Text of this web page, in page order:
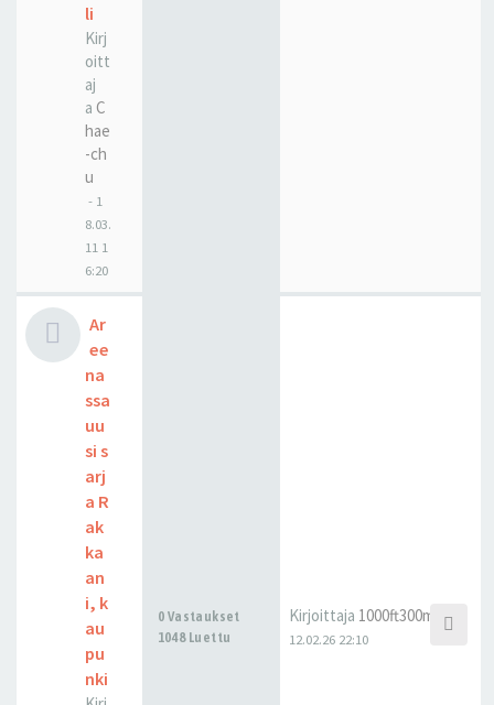
li
Kirj
oitt
aj
a C
hae
-ch
u
- 1
8.03.
11 1
6:20
Ar
ee
na
ssa
uu
si s
arj
a R
ak
ka
an
i, k
au
pu
nki
0 Vastaukset
1048 Luettu
Kirjoittaja 1000ft300m
12.02.26 22:10